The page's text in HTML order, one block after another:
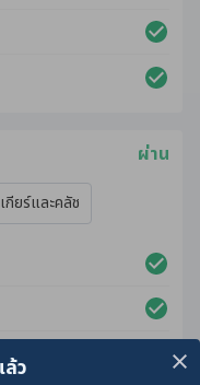
ผ่าน
เกียร์และคลัช
ว